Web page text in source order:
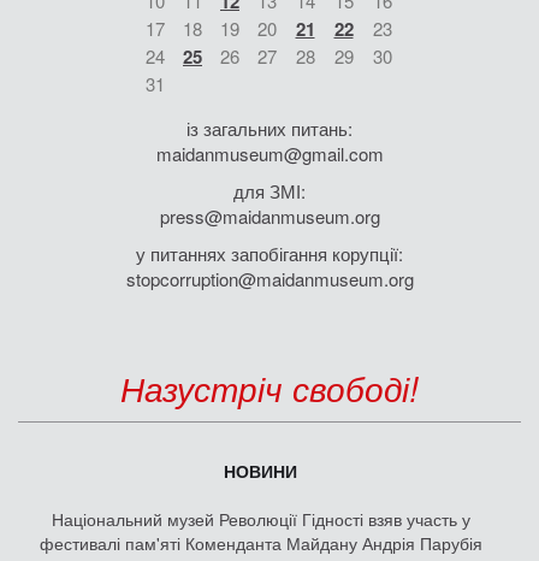
17
18 19 20 21 22
23
24
25 26 27 28 29
30
31
із загальних питань:
maidanmuseum@gmail.com
для ЗМІ:
press@maidanmuseum.org
у питаннях запобігання корупції:
stopcorruption@maidanmuseum.org
Назустріч свободі!
НОВИНИ
Національний музей Революції Гідності взяв участь у
фестивалі пам'яті Коменданта Майдану Андрія Парубія